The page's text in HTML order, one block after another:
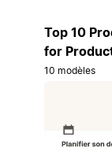
Top 10
for
10 modèles